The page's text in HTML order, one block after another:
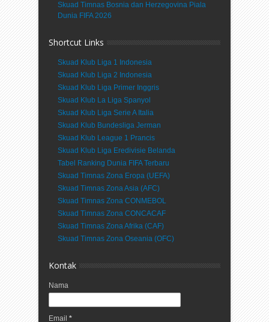
Skuad Timnas Bosnia dan Herzegovina Piala
Dunia FIFA 2026
Shortcut Links
Skuad Klub Liga 1 Indonesia
Skuad Klub Liga 2 Indonesia
Skuad Klub Liga Primer Inggris
Skuad Klub La Liga Spanyol
Skuad Klub Liga Serie A Italia
Skuad Klub Bundesliga Jerman
Skuad Klub League 1 Prancis
Skuad Klub Liga Eredivisie Belanda
Tabel Ranking Dunia FIFA Terbaru
Skuad Timnas Zona Eropa (UEFA)
Skuad Timnas Zona Asia (AFC)
Skuad Timnas Zona CONMEBOL
Skuad Timnas Zona CONCACAF
Skuad Timnas Zona Afrika (CAF)
Skuad Timnas Zona Oseania (OFC)
Kontak
Nama
Email *